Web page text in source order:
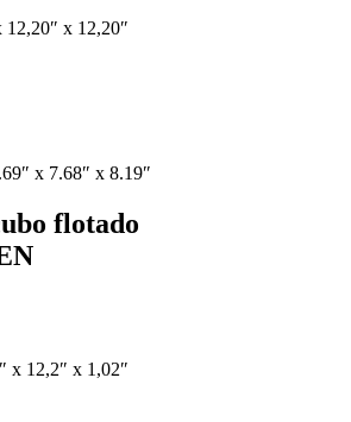
x 12,20″
x 7.68″ x 8.19″
flotado
x 12,2″ x 1,02″